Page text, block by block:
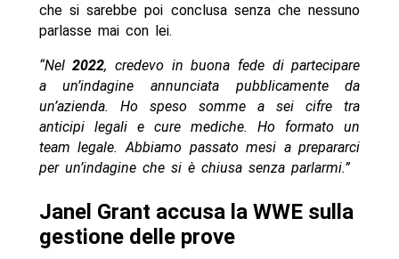
che si sarebbe poi conclusa senza che nessuno
parlasse mai con lei.
“Nel2022, credevo in buona fede di partecipare
a un’indagine annunciata pubblicamente da
un’azienda. Ho speso somme a sei cifre tra
anticipi legali e cure mediche. Ho formato un
team legale. Abbiamo passato mesi a prepararci
per un’indagine che si è chiusa senza parlarmi.”
Janel Grant accusa la WWE sulla
gestione delle prove